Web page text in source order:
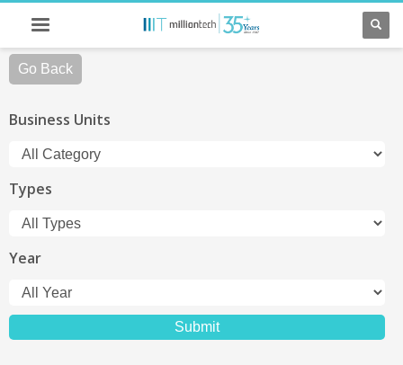
Go Back
Business Units
Types
Year